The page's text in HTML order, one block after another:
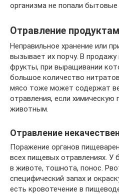
организма не попали
Отравление
Неправильное хранение или
вызывает их порчу. В
фрукты, при выращивании
большое количество
мясо тоже может содержат
отравления, если
животным.
Отравление
Поражение органов
всех пищевых отравлениях. У
в животе, тошнота, понос.
специфический запах и
есть кровотечение в